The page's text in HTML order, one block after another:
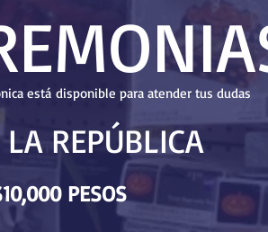
REPÚBLICA
PESOS
está disponible para atender tus dudas